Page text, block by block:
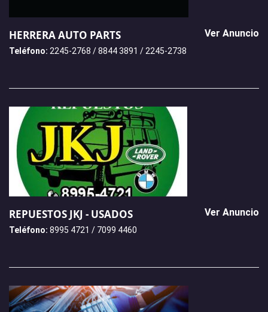
HERRERA AUTO PARTS
Teléfono: 2245-2768 / 8844 3891 / 2245-2738
Ver Anuncio
REPUESTOS JKJ - USADOS
Teléfono: 8995 4721 / 7099 4460
Ver Anuncio